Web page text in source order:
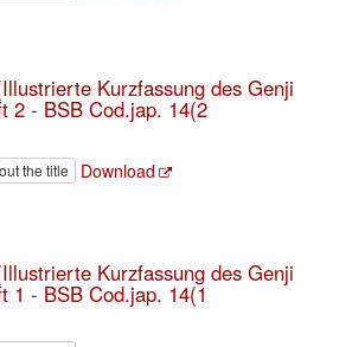
Kurzfassung des Genji
2 - BSB Cod.jap. 14(2
the title Download
Kurzfassung des Genji
1 - BSB Cod.jap. 14(1